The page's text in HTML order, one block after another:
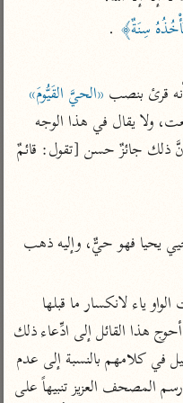
تفسير مقاتل
تفسير قتادة
اشترك
•تويتر
القرآني
سِنَةٌ﴾ .
قرئ بنصب «الحيَّ القَيُّومَ»